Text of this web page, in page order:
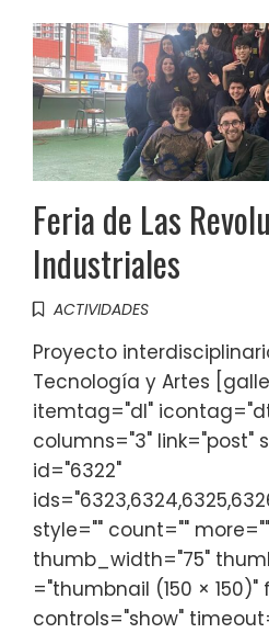
Feria de Las
Industriales
ACTIVIDADES
Proyecto
Tecnología y Artes
itemtag="dl"
columns="3" link="post"
id="6322"
style="" count=""
thumb_width="75"
="thumbnail (150 × 150)"
controls="show"